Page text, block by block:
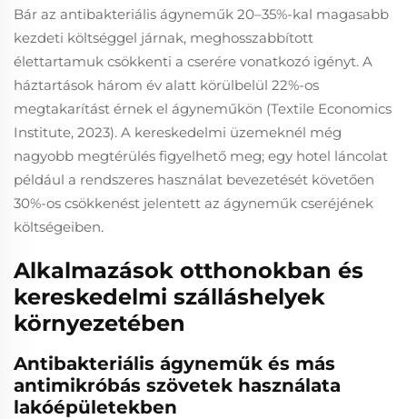
Bár az antibakteriális ágyneműk 20–35%-kal magasabb
kezdeti költséggel járnak, meghosszabbított
élettartamuk csökkenti a cserére vonatkozó igényt. A
háztartások három év alatt körülbelül 22%-os
megtakarítást érnek el ágyneműkön (Textile Economics
Institute, 2023). A kereskedelmi üzemeknél még
nagyobb megtérülés figyelhető meg; egy hotel láncolat
például a rendszeres használat bevezetését követően
30%-os csökkenést jelentett az ágyneműk cseréjének
költségeiben.
Alkalmazások otthonokban és
kereskedelmi szálláshelyek
környezetében
Antibakteriális ágyneműk és más
antimikróbás szövetek használata
lakóépületekben